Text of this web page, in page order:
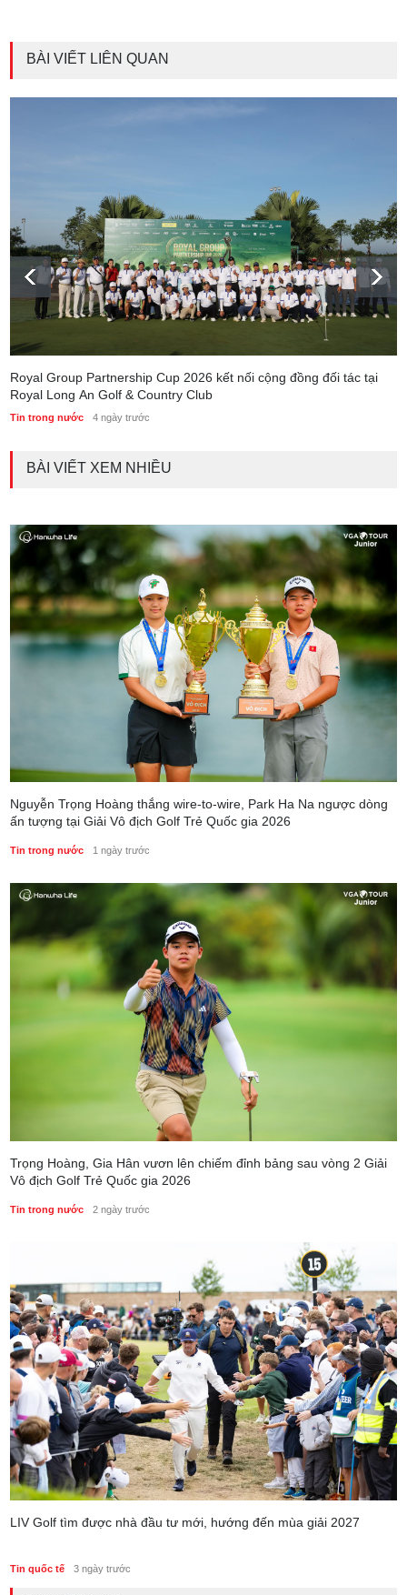
BÀI VIẾT LIÊN QUAN
Royal Group Partnership Cup 2026 kết nối cộng đồng đối tác tại
Royal Long An Golf & Country Club
Tin trong nước 4 ngày trước
BÀI VIẾT XEM NHIỀU
Nguyễn Trọng Hoàng thắng wire-to-wire, Park Ha Na ngược dòng
ấn tượng tại Giải Vô địch Golf Trẻ Quốc gia 2026
Tin trong nước 1 ngày trước
Trọng Hoàng, Gia Hân vươn lên chiếm đỉnh bảng sau vòng 2 Giải
Vô địch Golf Trẻ Quốc gia 2026
Tin trong nước 2 ngày trước
LIV Golf tìm được nhà đầu tư mới, hướng đến mùa giải 2027
Tin quốc tế 3 ngày trước